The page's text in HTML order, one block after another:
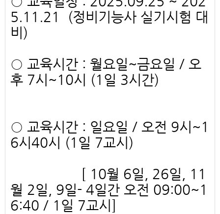
5.11.21 (정비기능사 실기시험 대
비)
○ 교육시간 : 월요일~금요일 / 오
후 7시~10시 (1일 3시간)
○ 교육시간 : 일요일 / 오전 9시~1
6시40시 (1일 7교시)
[ 10월 6일, 26일, 11
월 2일, 9일- 4일간 오전 09:00~1
6:40 / 1일 7교시]